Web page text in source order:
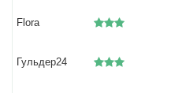
Flora
Гульдер24